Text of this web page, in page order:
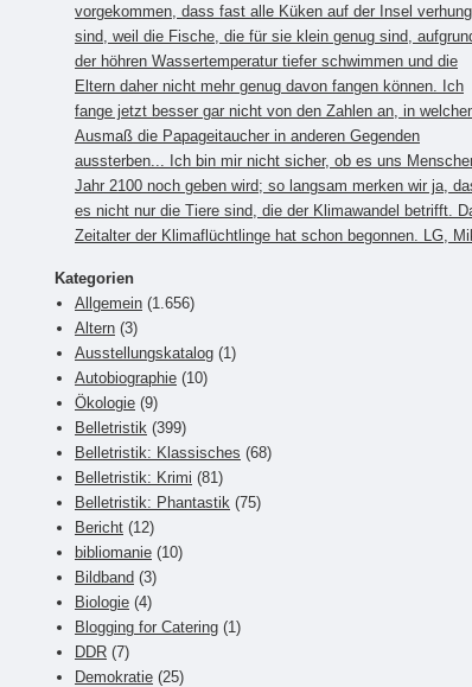
vorgekommen, dass fast alle Küken auf der Insel
sind, weil die Fische, die für sie klein genug sind,
der höhren Wassertemperatur tiefer schwimmen und die
Eltern daher nicht mehr genug davon fangen können. Ich
fange jetzt besser gar nicht von den Zahlen an, in
Ausmaß die Papageitaucher in anderen Gegenden
aussterben... Ich bin mir nicht sicher, ob es uns
Jahr 2100 noch geben wird; so langsam merken wir ja,
es nicht nur die Tiere sind, die der Klimawandel betrifft.
Zeitalter der Klimaflüchtlinge hat schon begonnen. LG,
Kategorien
Allgemein (1.656)
Altern (3)
Ausstellungskatalog (1)
Autobiographie (10)
Ökologie (9)
Belletristik (399)
Belletristik: Klassisches (68)
Belletristik: Krimi (81)
Belletristik: Phantastik (75)
Bericht (12)
bibliomanie (10)
Bildband (3)
Biologie (4)
Blogging for Catering (1)
DDR (7)
Demokratie (25)